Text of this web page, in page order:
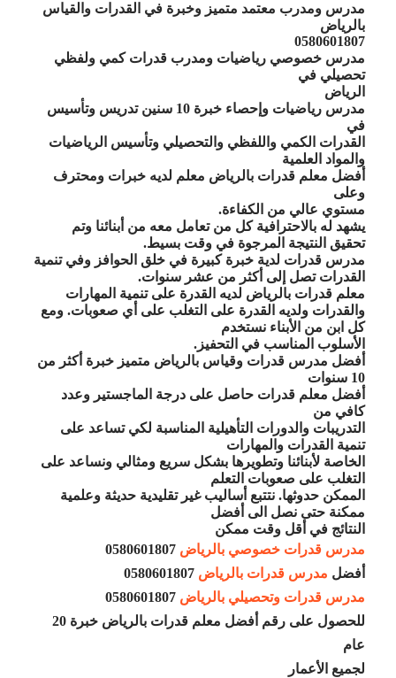
مدرس ومدرب معتمد متميز وخبرة في القدرات والقياس
بالرياض
0580601807
مدرس خصوصي رياضيات ومدرب قدرات كمي ولفظي
تحصيلي في
الرياض
مدرس رياضيات وإحصاء خبرة 10 سنين تدريس وتأسيس
في
القدرات الكمي واللفظي والتحصيلي وتأسيس الرياضيات
والمواد العلمية
أفضل معلم قدرات بالرياض معلم لديه خبرات ومحترف
وعلى
مستوي عالي من الكفاءة.
يشهد له بالاحترافية كل من تعامل معه من أبنائنا وتم
تحقيق النتيجة المرجوة في وقت بسيط.
مدرس قدرات لدية خبرة كبيرة في خلق الحوافز وفي تنمية
القدرات تصل إلى أكثر من عشر سنوات.
معلم قدرات بالرياض لديه القدرة على تنمية المهارات
والقدرات ولديه القدرة على التغلب على أي صعوبات. ومع
كل ابن من الأبناء نستخدم
الأسلوب المناسب في التحفيز .
أفضل مدرس قدرات وقياس بالرياض متميز خبرة أكثر من
10 سنوات
أفضل معلم قدرات حاصل على درجة الماجستير وعدد
كافي من
التدريبات والدورات التأهيلية المناسبة لكي تساعد على
تنمية القدرات والمهارات
الخاصة لأبنائنا وتطويرها بشكل سريع ومثالي ونساعد على
التغلب على صعوبات التعلم
الممكن حدوثها. نتتبع أساليب غير تقليدية حديثة وعلمية
ممكنة حتى نصل الى أفضل
النتائج في أقل وقت ممكن
مدرس قدرات خصوصي بالرياض
أفضل مدرس قدرات بالرياض
مدرس قدرات وتحصيلي بالرياض
للحصول على رقم أفضل معلم قدرات بالرياض خبرة 20
عام
لجميع الأعمار